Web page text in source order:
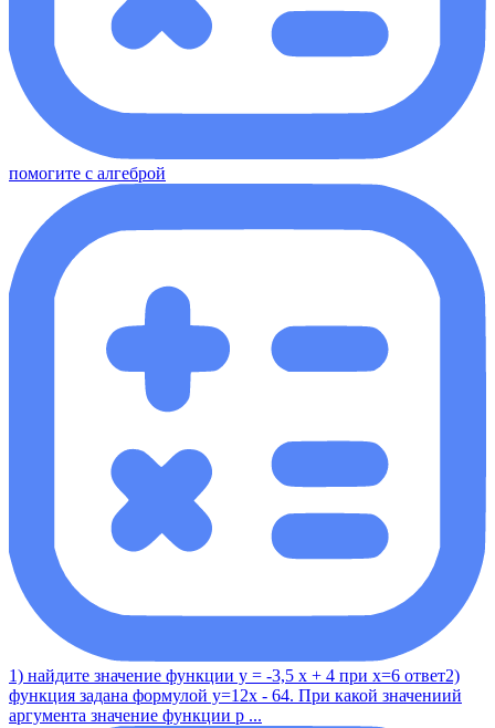
помогите с алгеброй
1) найдите значение функции у = -3,5 x + 4 при x=6 ответ2)
функция задана формулой y=12x - 64. При какой значениий
аргумента значение функции р ...